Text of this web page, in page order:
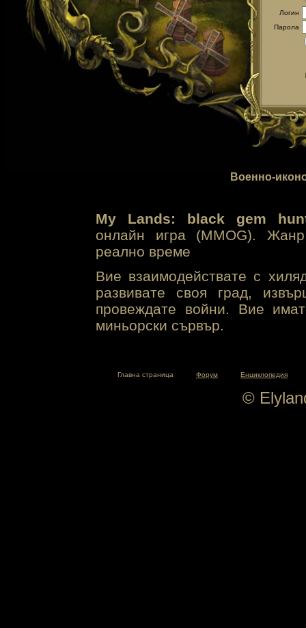
Логин
Парола
Военно-
My Lands: black gem
онлайн игра (MMOG).
реално време
Вие взаимодействате с
развивате своя град,
провеждате войни. Вие
миньорски сървър.
Главна страница Форум Енциклопедия
©